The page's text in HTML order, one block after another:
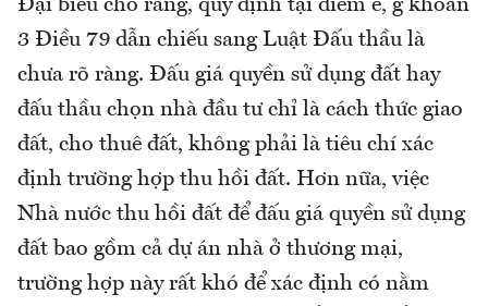
Đại biểu cho rằng, quy định tại điềm e, g khoản
3 Điều 79 dẫn chiếu sang Luật Đấu thầu là
chưa rõ ràng. Đấu giá quyền sử dụng đất hay
đấu thầu chọn nhà đầu tư chỉ là cách thức giao
đất, cho thuê đất, không phải là tiêu chí xác
định trường hợp thu hồi đất. Hơn nữa, việc
Nhà nước thu hồi đất để đấu giá quyền sử dụng
đất bao gồm cả dự án nhà ở thương mại,
trường hợp này rất khó để xác định có nằm